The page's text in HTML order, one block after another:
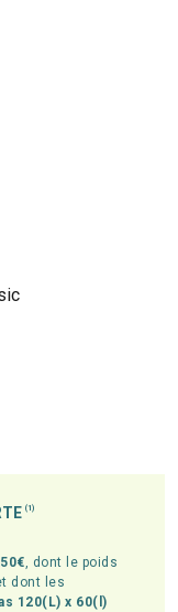
(1)
, dont le poids
dont les
120(L) x 60(l)